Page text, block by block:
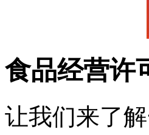
食品经营许
让我们来了